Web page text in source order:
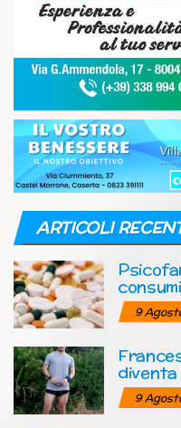
ARTICOLI
9
diventa
9